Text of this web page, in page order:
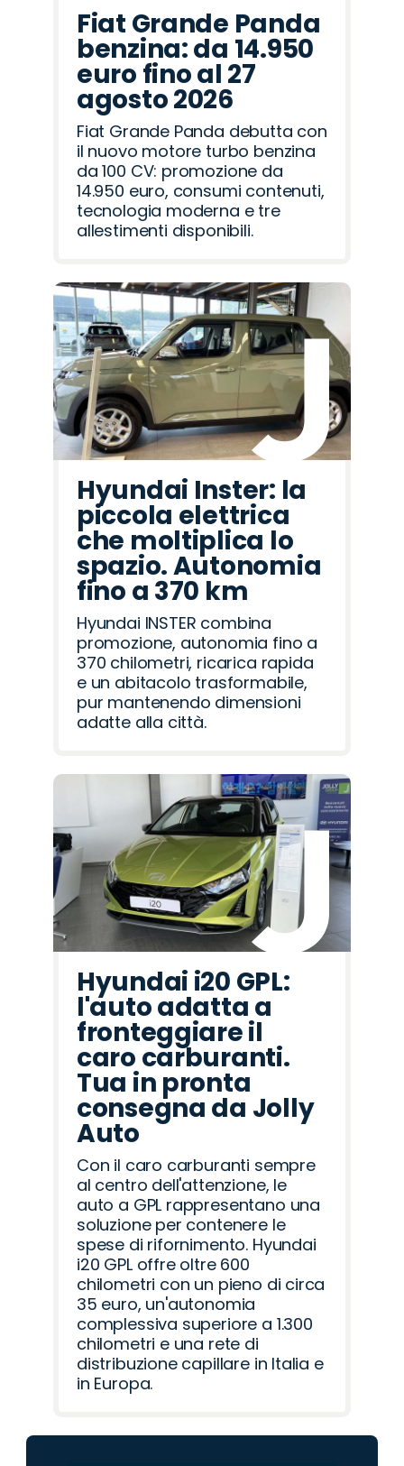
Fiat Grande Panda
benzina: da 14.950
euro fino al 27
agosto 2026
Fiat Grande Panda debutta con
il nuovo motore turbo benzina
da 100 CV: promozione da
14.950 euro, consumi contenuti,
tecnologia moderna e tre
allestimenti disponibili.
Hyundai Inster: la
piccola elettrica
che moltiplica lo
spazio. Autonomia
fino a 370 km
Hyundai INSTER combina
promozione, autonomia fino a
370 chilometri, ricarica rapida
e un abitacolo trasformabile,
pur mantenendo dimensioni
adatte alla città.
Hyundai i20 GPL:
l'auto adatta a
fronteggiare il
caro carburanti.
Tua in pronta
consegna da Jolly
Auto
Con il caro carburanti sempre
al centro dell'attenzione, le
auto a GPL rappresentano una
soluzione per contenere le
spese di rifornimento. Hyundai
i20 GPL offre oltre 600
chilometri con un pieno di circa
35 euro, un'autonomia
complessiva superiore a 1.300
chilometri e una rete di
distribuzione capillare in Italia e
in Europa.